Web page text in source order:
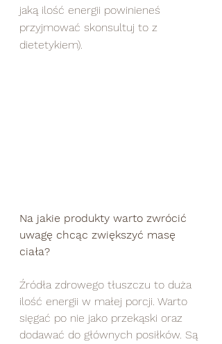
jaką ilość energii powinieneś
przyjmować skonsultuj to z
dietetykiem).
Na jakie produkty warto zwrócić
uwagę chcąc zwiększyć masę
ciała?
Źródła zdrowego tłuszczu to duża
ilość energii w małej porcji. Warto
sięgać po nie jako przekąski oraz
dodawać do głównych posiłków. Są